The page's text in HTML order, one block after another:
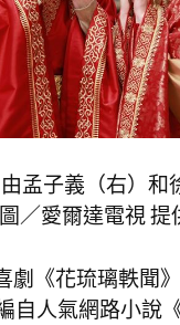
孟子義（右）和
／愛爾達電視 提
劇《花琉璃軼聞
自人氣網路小說